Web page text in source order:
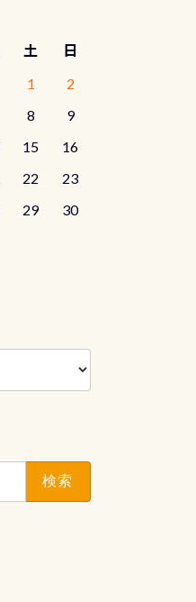
土
日
1
2
8
9
15
16
22
23
29
30